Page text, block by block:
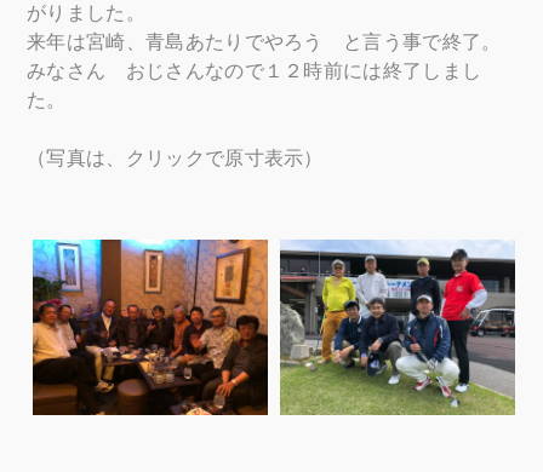
がりました。
来年は宮崎、青島あたりでやろう と言う事で終了。
みなさん おじさんなので１２時前には終了しまし
た。
（写真は、クリックで原寸表示）